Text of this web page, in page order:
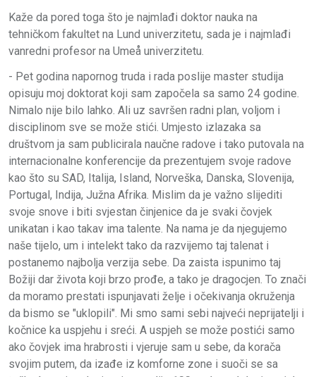
Kaže da pored toga što je najmlađi doktor nauka na
tehničkom fakultet na Lund univerzitetu, sada je i najmlađi
vanredni profesor na Umeå univerzitetu.
- Pet godina napornog truda i rada poslije master studija
opisuju moj doktorat koji sam započela sa samo 24 godine.
Nimalo nije bilo lahko. Ali uz savršen radni plan, voljom i
disciplinom sve se može stići. Umjesto izlazaka sa
društvom ja sam publicirala naučne radove i tako putovala na
internacionalne konferencije da prezentujem svoje radove
kao što su SAD, Italija, Island, Norveška, Danska, Slovenija,
Portugal, Indija, Južna Afrika. Mislim da je važno slijediti
svoje snove i biti svjestan činjenice da je svaki čovjek
unikatan i kao takav ima talente. Na nama je da njegujemo
naše tijelo, um i intelekt tako da razvijemo taj talenat i
postanemo najbolja verzija sebe. Da zaista ispunimo taj
Božiji dar života koji brzo prođe, a tako je dragocjen. To znači
da moramo prestati ispunjavati želje i očekivanja okruženja
da bismo se "uklopili". Mi smo sami sebi najveći neprijatelji i
kočnice ka uspjehu i sreći. A uspjeh se može postići samo
ako čovjek ima hrabrosti i vjeruje sam u sebe, da korača
svojim putem, da izađe iz komforne zone i suoči se sa